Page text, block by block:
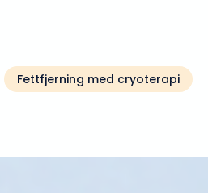
Fettfjerning med cryoterapi